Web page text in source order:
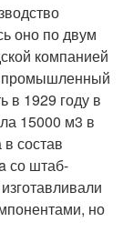
оно по двум
компанией
промышленный
в 1929 году в
15000 м3 в
состав
со штаб-
но